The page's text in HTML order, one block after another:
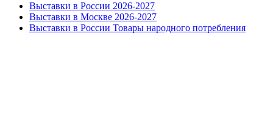
Выставки в России 2026-2027
Выставки в Москве 2026-2027
Выставки в России Товары народного потребления